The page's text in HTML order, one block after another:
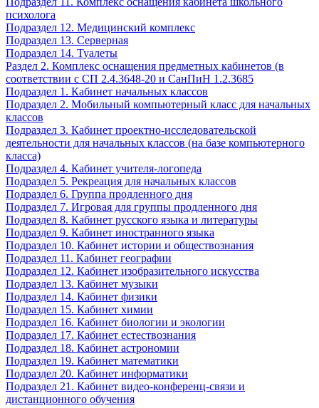
психолога
Подраздел 12. Медицинский комплекс
Подраздел 13. Серверная
Подраздел 14. Туалеты
Раздел 2. Комплекс оснащения предметных кабинетов (в
соответствии с СП 2.4.3648-20 и СанПиН 1.2.3685
Подраздел 1. Кабинет начальных классов
Подраздел 2. Мобильный компьютерный класс для начальных
классов
Подраздел 3. Кабинет проектно-исследовательской
деятельности для начальных классов (на базе компьютерного
класса)
Подраздел 4. Кабинет учителя-логопеда
Подраздел 5. Рекреация для начальных классов
Подраздел 6. Группа продленного дня
Подраздел 7. Игровая для группы продленного дня
Подраздел 8. Кабинет русского языка и литературы
Подраздел 9. Кабинет иностранного языка
Подраздел 10. Кабинет истории и обществознания
Подраздел 11. Кабинет географии
Подраздел 12. Кабинет изобразительного искусства
Подраздел 13. Кабинет музыки
Подраздел 14. Кабинет физики
Подраздел 15. Кабинет химии
Подраздел 16. Кабинет биологии и экологии
Подраздел 17. Кабинет естествознания
Подраздел 18. Кабинет астрономии
Подраздел 19. Кабинет математики
Подраздел 20. Кабинет информатики
Подраздел 21. Кабинет видео-конференц-связи и
дистанционного обучения